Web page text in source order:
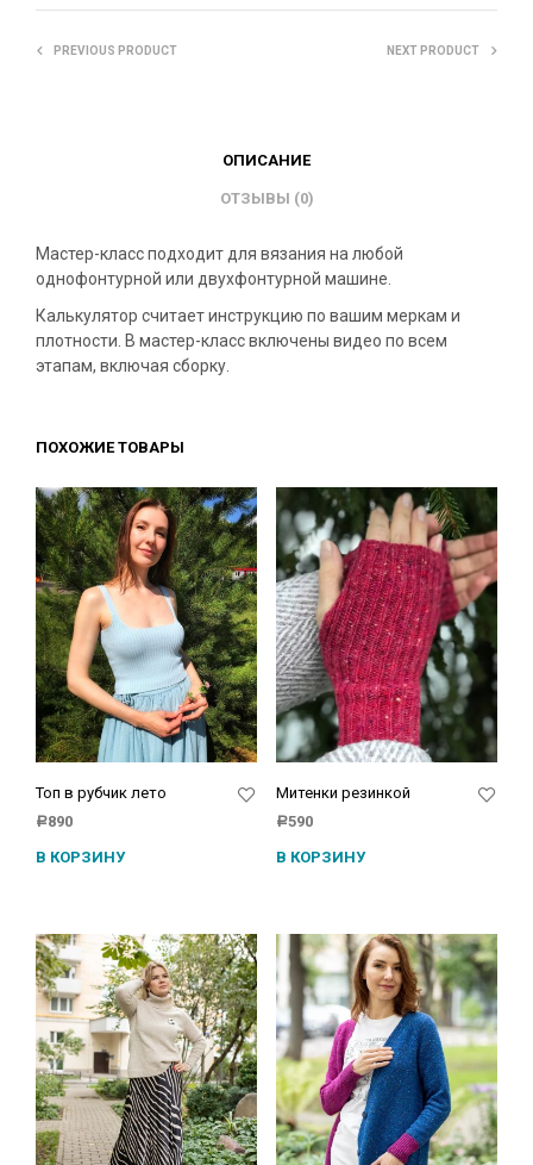
PREVIOUS PRODUCT NEXT PRODUCT
ОПИСАНИЕ
ОТЗЫВЫ (0)
Мастер-класс подходит для вязания на любой
однофонтурной или двухфонтурной машине.
Калькулятор считает инструкцию по вашим меркам и
плотности. В мастер-класс включены видео по всем
этапам, включая сборку.
ПОХОЖИЕ ТОВАРЫ
Топ в рубчик лето
Р890
В КОРЗИНУ
Митенки резинкой
Р590
В КОРЗИНУ